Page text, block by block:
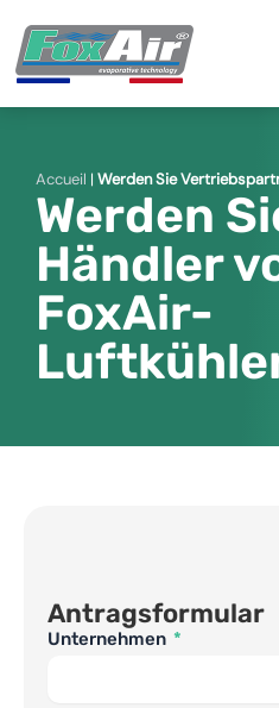
Inhalt
springen
Accueil | Werden Sie
Werden
Händler
FoxAir-
Antragsformular
Unternehmen